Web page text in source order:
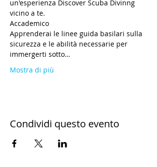
un'esperienza Discover Scuba Divinng
vicino a te.
Accademico
Apprenderai le linee guida basilari sulla
sicurezza e le abilità necessarie per
immergerti sotto…
Mostra di più
Condividi questo evento